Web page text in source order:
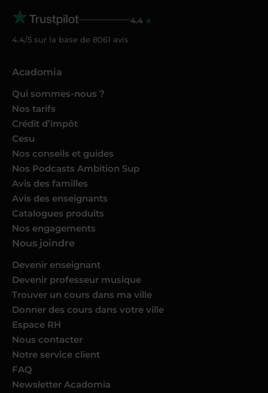
4.4
4.4/5 sur la base de 8061 avis
Acadomia
Qui sommes-nous ?
Nos tarifs
Crédit d’impôt
Cesu
Nos conseils et guides
Nos Podcasts Ambition Sup
Avis des familles
Avis des enseignants
Catalogues produits
Nos engagements
Nous joindre
Devenir enseignant
Devenir professeur musique
Trouver un cours dans ma ville
Donner des cours dans votre ville
Espace RH
Nous contacter
Notre service client
FAQ
Newsletter Acadomia